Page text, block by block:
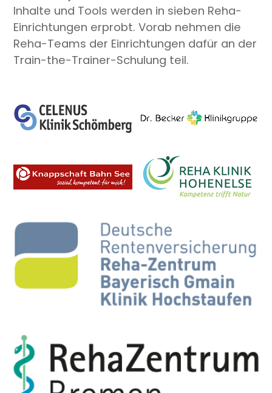
Inhalte und Tools werden in sieben Reha-
Einrichtungen erprobt. Vorab nehmen die
Reha-Teams der Einrichtungen dafür an der
Train-the-Trainer-Schulung teil.